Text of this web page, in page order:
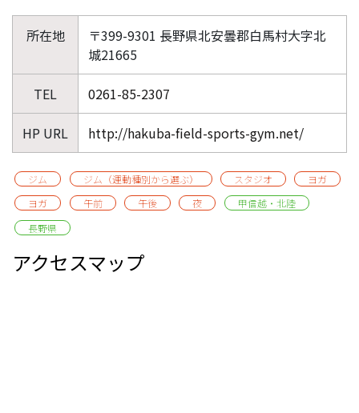
所在地
〒399-9301 長野県北安曇郡白馬村大字北
城21665
TEL 0261-85-2307
HP URL http://hakuba-field-sports-gym.net/
ジム ジム（運動種別から選ぶ） スタジオ
ヨガ
ヨガ
午前 午後 夜
甲信越・北陸
長野県
アクセスマップ